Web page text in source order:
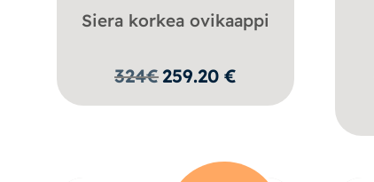
Siera korkea ovikaappi
324€259.20€